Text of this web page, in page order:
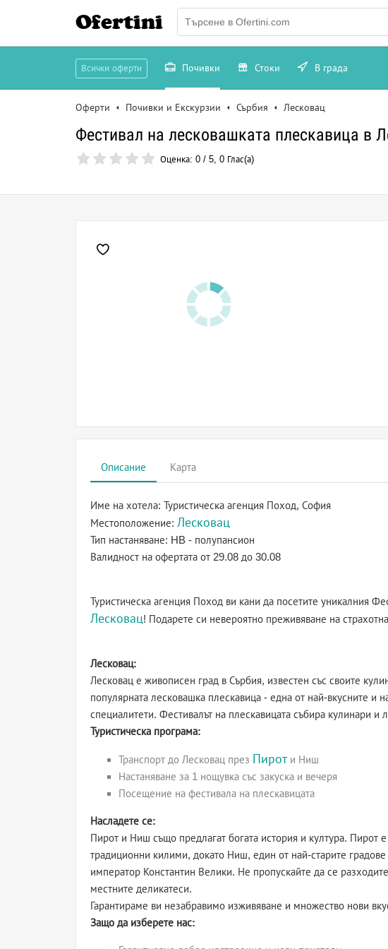
Ofertini
Всички оферти Почивки Стоки В града
Оферти Почивки и Екскурзии Сърбия Лесковац
Фестивал на лесковашката плескавица в
Оценка: 0 / 5, 0 Глас(а)
Описание Карта
Име на хотела: Туристическа агенция Поход, София
Местоположение: Лесковац
Тип настаняване: HB - полупансион
Валидност на офертата от 29.08 до 30.08
Туристическа агенция Поход ви кани да посетите уникалния
Лесковац! Подарете си невероятно преживяване на
Лесковац:
Лесковац е живописен град в Сърбия, известен със своите
популярната лесковашка плескавица - една от най-вкусните и
специалитети. Фестивалът на плескавицата събира кулинари и
Туристическа програма:
Транспорт до Лесковац през Пироти Ниш
Настаняване за 1 нощувка със закуска и вечеря
Посещение на фестивала на плескавицата
Насладете се:
Пирот и Ниш също предлагат богата история и култура. Пирот
традиционни килими, докато Ниш, един от най-старите
император Константин Велики. Не пропускайте да се
местните деликатеси.
Гарантираме ви незабравимо изживяване и множество нови
Защо да изберете нас: